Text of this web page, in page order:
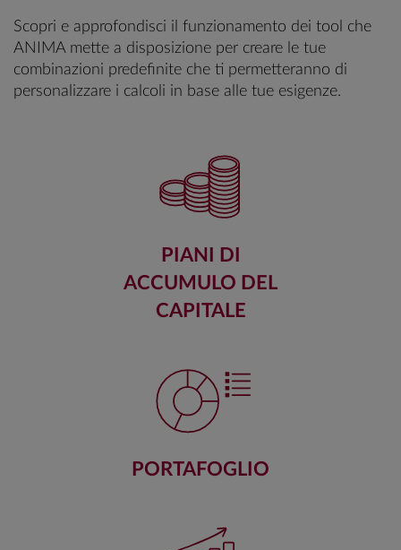
Scopri e approfondisci il funzionamento dei tool che
ANIMA mette a disposizione per creare le tue
combinazioni predefinite che ti permetteranno di
personalizzare i calcoli in base alle tue esigenze.
PIANI DI
ACCUMULO DEL
CAPITALE
PORTAFOGLIO